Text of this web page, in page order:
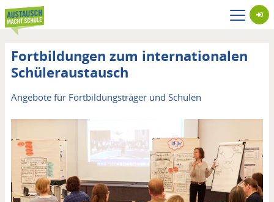
Direkt
zum
Inhalt
Fortbildungen zum internationalen
Schüleraustausch
Untertitel
Angebote für Fortbildungsträger und Schulen